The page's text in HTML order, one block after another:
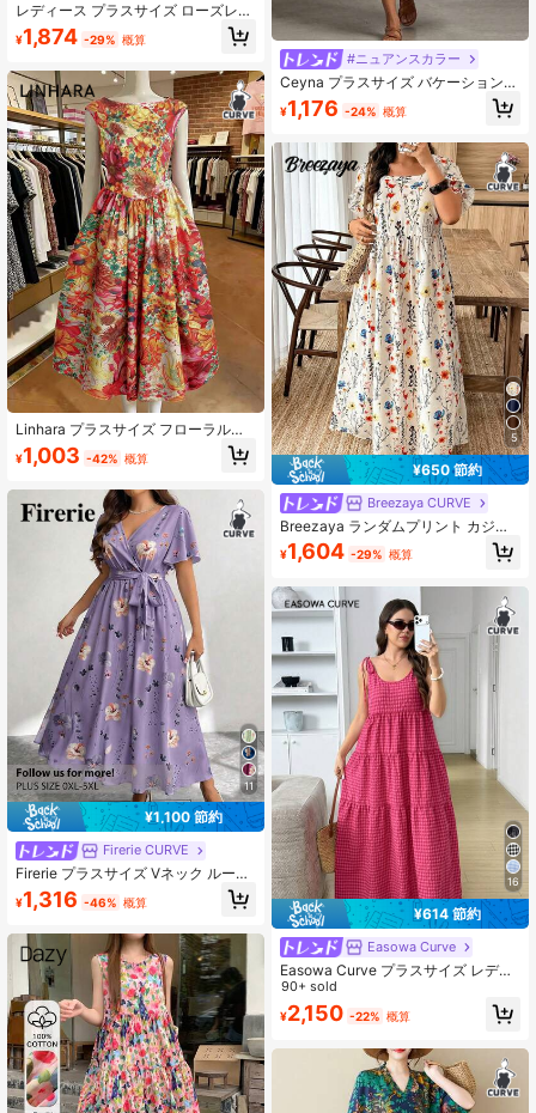
レディース プラスサイズ ローズレッ
ド リネン混 ロングドレス、ポケット
付き、ラウンドネック 半袖 Aライン
ント ミニマリスト カジュアル (1サイ
ズ小さめをおすすめ)
¥1,874 -29% 概算
Linhara プラスサイズ フローラル柄
快適 エレガントドレス、ラウンドネ
ック ウエストシェイプ スリミングデ
¥1,003 -42% 概算
11
¥1,100 節約
Firerie CURVE
Firerie プラスサイズ Vネック ルーズ
フィット ウエストリボン スリット入
り プリント 夏休み ワンピース レデ
¥1,316 -46% 概算
#ニュアンスカラー
Ceyna プラスサイズ バケーション
半袖 ドレス ルーチェ加工
¥1,176 -24% 概算
5
¥650 節約
Breezaya CURVE
Breezaya ランダムプリント カジュ
アル ホリデー スタイル デジタルプ
リント プラスサイズ 半袖ワンピース
¥1,604 -29% 概算
16
¥614 節約
Easowa Curve
Easowa Curve プラスサイズ レディ
ース サマー カジュアル バケーショ
ン スタイル 柄プリント タイ ショル
ダー ティアード ヘム ワンピース
90+ sold
¥2,150 -22% 概算